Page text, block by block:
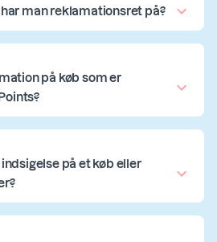
man reklamationsret på?
på køb som er
på et køb eller